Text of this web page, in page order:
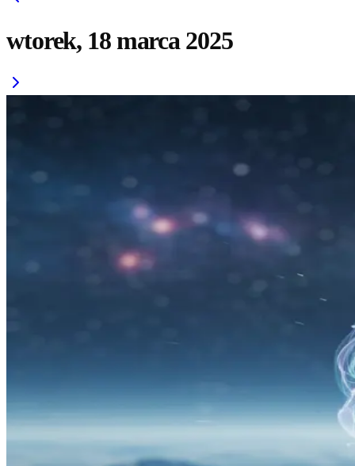
wtorek, 18 marca 2025